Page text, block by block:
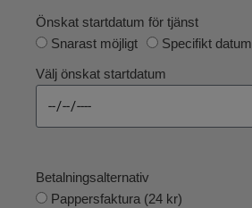
Önskat startdatum för tjänst
Snarast möjligt
Specifikt datum
Välj önskat startdatum
Betalningsalternativ
Pappersfaktura (24 kr)